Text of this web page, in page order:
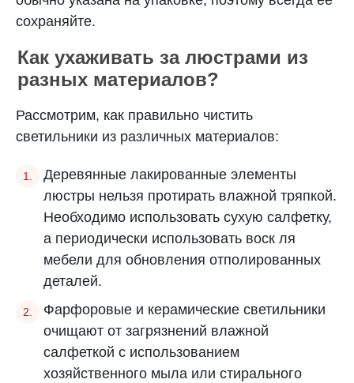
сохраняйте.
Как ухаживать за люстрами из
разных материалов?
Рассмотрим, как правильно чистить
светильники из различных материалов:
Деревянные лакированные элементы
люстры нельзя протирать влажной тряпкой.
Необходимо использовать сухую салфетку,
а периодически использовать воск ля
мебели для обновления отполированных
деталей.
Фарфоровые и керамические светильники
очищают от загрязнений влажной
салфеткой с использованием
хозяйственного мыла или стирального